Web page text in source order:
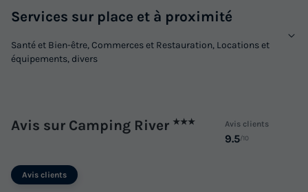
Services sur place et à proximité
Santé et Bien-être, Commerces et Restauration, Locations et
équipements, divers
Avis sur Camping River ★★★ Avis clients
9.5/10
Avis clients